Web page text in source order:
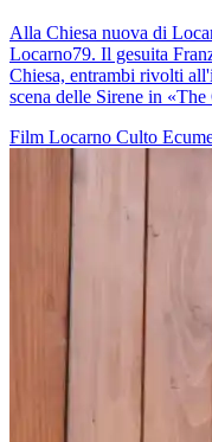
Alla Chiesa nuova di
Locarno79. Il gesuita
Chiesa, entrambi rivolti
scena delle Sirene in
Film Locarno Culto